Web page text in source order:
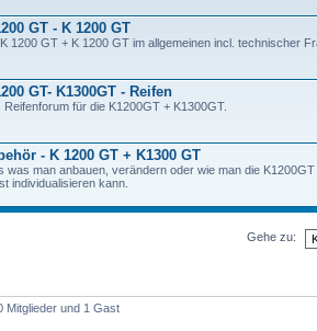
GT - K 1200 GT
1200 GT + K 1200 GT im allgemeinen incl. technischer
GT- K1300GT - Reifen
Reifenforum für die K1200GT + K1300GT.
- K 1200 GT + K1300 GT
was man anbauen, verändern oder wie man die
individualisieren kann.
Gehe zu:
Mitglieder und 1 Gast